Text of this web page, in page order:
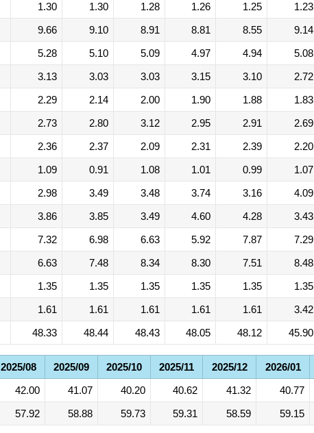
1.30 1.30 1.28 1.26 1.25 1.23
9.66 9.10 8.91 8.81 8.55 9.14
5.28 5.10 5.09 4.97 4.94 5.08
3.13 3.03 3.03 3.15 3.10 2.72
2.29 2.14 2.00 1.90 1.88 1.83
2.73 2.80 3.12 2.95 2.91 2.69
2.36 2.37 2.09 2.31 2.39 2.20
1.09 0.91 1.08 1.01 0.99 1.07
2.98 3.49 3.48 3.74 3.16 4.09
3.86 3.85 3.49 4.60 4.28 3.43
7.32 6.98 6.63 5.92 7.87 7.29
6.63 7.48 8.34 8.30 7.51 8.48
1.35 1.35 1.35 1.35 1.35 1.35
1.61 1.61 1.61 1.61 1.61 3.42
48.33 48.44 48.43 48.05 48.12 45.90
2025/08 2025/09 2025/10 2025/11 2025/12 2026/01
42.00 41.07 40.20 40.62 41.32 40.77
57.92 58.88 59.73 59.31 58.59 59.15